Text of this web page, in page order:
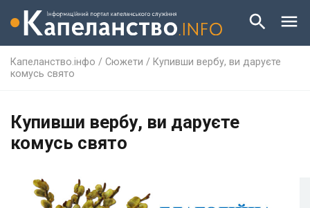
Капеланство.інфо / Сюжети / Купивши вербу, ви даруєте
комусь свято
Купивши вербу, ви даруєте
комусь свято